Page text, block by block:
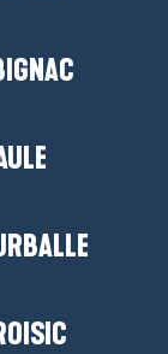
plat/dessert